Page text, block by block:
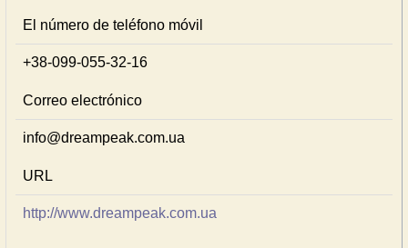
El número de teléfono móvil
+38-099-055-32-16
Correo electrónico
info@dreampeak.com.ua
URL
http://www.dreampeak.com.ua